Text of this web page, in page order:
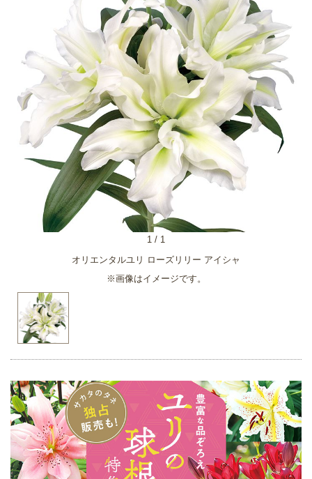
オリエンタルユリ ローズリリー アイシャ
※画像はイメージです。
1 / 1